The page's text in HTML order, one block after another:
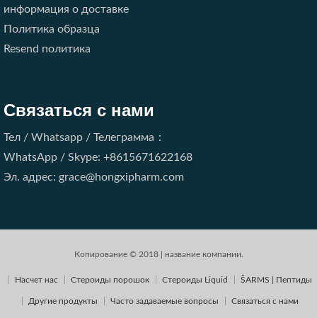
информация о доставке
Политика образца
Resend политика
Связаться с нами
Тел / Whatsapp / Телеграмма：
WhatsApp / Skype: +8615671622168
Эл. адрес: grace@hongxipharm.com
Копирование © 2018 | название компании.
Насчет нас Стероиды порошок Стероиды Liquid ŠARMS | Пептиды
Другие продукты Часто задаваемые вопросы Связаться с нами